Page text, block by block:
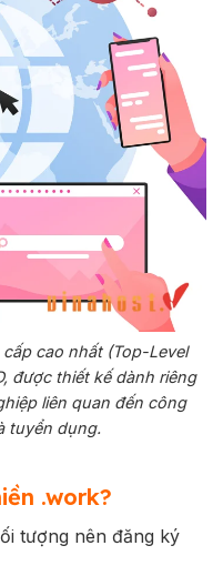
cao nhất (Top-Level
được thiết kế dành riêng
liên quan đến công
tuyển dụng.
.work?
tượng nên đăng ký